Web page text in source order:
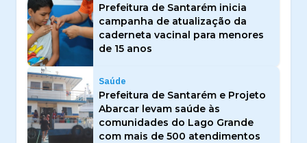
Prefeitura de Santarém inicia
campanha de atualização da
caderneta vacinal para menores
de 15 anos
Saúde
Prefeitura de Santarém e Projeto
Abarcar levam saúde às
comunidades do Lago Grande
com mais de 500 atendimentos